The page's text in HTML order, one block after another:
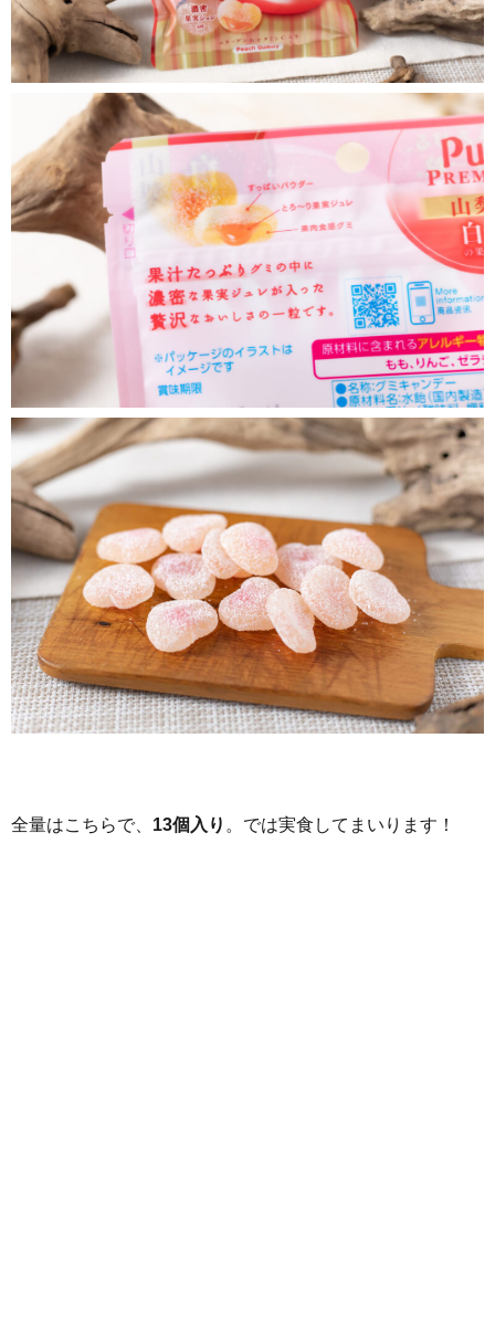
全量はこちらで、 13個入り 。では実食してまいります！